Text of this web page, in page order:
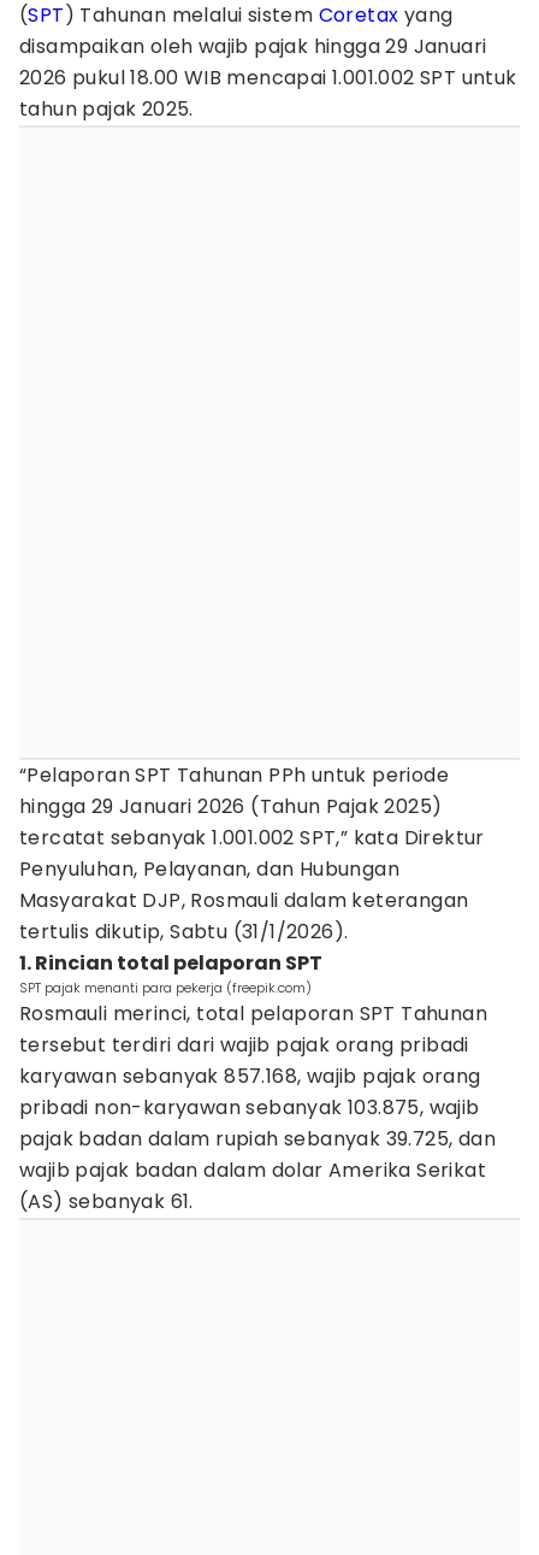
(SPT) Tahunan melalui sistem Coretax yang
disampaikan oleh wajib pajak hingga 29 Januari
2026 pukul 18.00 WIB mencapai 1.001.002 SPT untuk
tahun pajak 2025.
“Pelaporan SPT Tahunan PPh untuk periode
hingga 29 Januari 2026 (Tahun Pajak 2025)
tercatat sebanyak 1.001.002 SPT,” kata Direktur
Penyuluhan, Pelayanan, dan Hubungan
Masyarakat DJP, Rosmauli dalam keterangan
tertulis dikutip, Sabtu (31/1/2026).
1. Rincian total pelaporan SPT
SPT pajak menanti para pekerja (freepik.com)
Rosmauli merinci, total pelaporan SPT Tahunan
tersebut terdiri dari wajib pajak orang pribadi
karyawan sebanyak 857.168, wajib pajak orang
pribadi non-karyawan sebanyak 103.875, wajib
pajak badan dalam rupiah sebanyak 39.725, dan
wajib pajak badan dalam dolar Amerika Serikat
(AS) sebanyak 61.